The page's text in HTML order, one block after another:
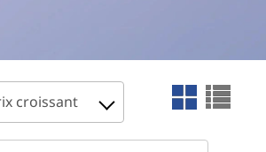
croissant